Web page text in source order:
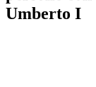
Umberto I